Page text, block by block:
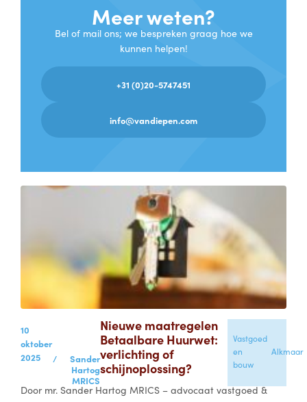
Meer weten?
Bel of mail ons; we bespreken graag hoe we
kunnen helpen!
+31 (0)20-5747451
info@vandiepen.com
10
oktober
2025
/
Sander
Hartog
MRICS
Nieuwe maatregelen
Betaalbare Huurwet:
verlichting of
schijnoplossing?
Vastgoed
en
bouw
Alkmaar
Door mr. Sander Hartog MRICS – advocaat vastgoed &